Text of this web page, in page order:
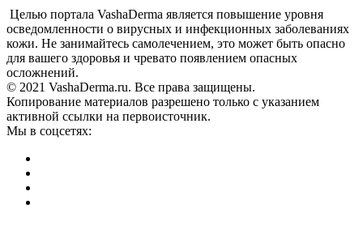
Целью портала VashaDerma является повышение уровня
осведомленности о вирусных и инфекционных заболеваниях
кожи. Не занимайтесь самолечением, это может быть опасно
для вашего здоровья и чревато появлением опасных
осложнений.
© 2021 VashaDerma.ru. Все права защищены.
Копирование материалов разрешено только с указанием
активной ссылки на первоисточник.
Мы в соцсетях: